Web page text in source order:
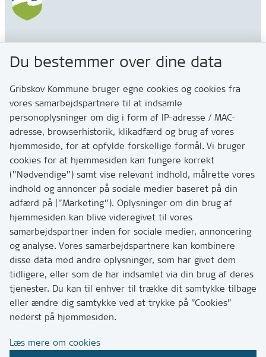
3200 Helsinge
Kontakt
Skriv til os via Digital Post
Har du brug for at komme i kontakt med os? Se her
hvordan
Tip os om huller i vejen eller andet
T:7249 6000
Bemærk: vi har mange opkald mellem kl. 10 og 11
Links
Tilgængelighedserklæring
Cookies
CVR, EAN og betaling
Du bestemmer over dine data
Gribskov Kommune bruger egne cookies og cookies fra
vores samarbejdspartnere til at indsamle
personoplysninger om dig i form af IP-adresse / MAC-
adresse, browserhistorik, klikadfærd og brug af vores
hjemmeside, for at opfylde forskellige formål. Vi bruger
cookies for at hjemmesiden kan fungere korrekt
(”Nødvendige”) samt vise relevant indhold, målrette vores
indhold og annoncer på sociale medier baseret på din
adfærd på (”Marketing”). Oplysninger om din brug af
hjemmesiden kan blive videregivet til vores
samarbejdspartner inden for sociale medier, annoncering
og analyse. Vores samarbejdspartnere kan kombinere
disse data med andre oplysninger, som har givet dem
tidligere, eller som de har indsamlet via din brug af deres
tjenester. Du kan til enhver til trække dit samtykke tilbage
eller ændre dig samtykke ved at trykke på ”Cookies”
nederst på hjemmesiden.
Læs mere om cookies